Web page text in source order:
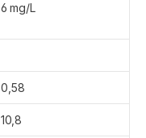
6 mg/L
0,58
10,8